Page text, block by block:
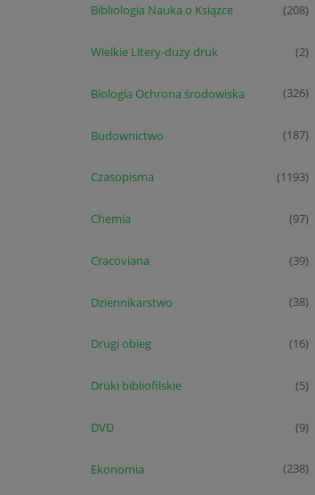
Bibliologia Nauka o Książce (208)
Wielkie Litery-duży druk (2)
Biologia Ochrona środowiska (326)
Budownictwo (187)
Czasopisma (1193)
Chemia (97)
Cracoviana (39)
Dziennikarstwo (38)
Drugi obieg (16)
Druki bibliofilskie (5)
DVD (9)
Ekonomia (238)